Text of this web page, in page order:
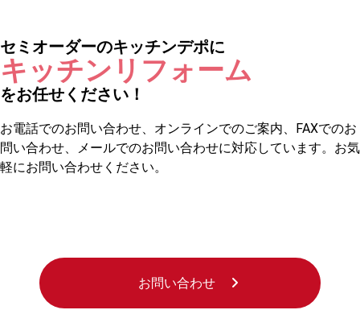
セミオーダーのキッチンデポに
キッチンリフォーム
をお任せください！
お電話でのお問い合わせ、オンラインでのご案内、FAXでのお
問い合わせ、メールでのお問い合わせに対応しています。お気
軽にお問い合わせください。
お問い合わせ